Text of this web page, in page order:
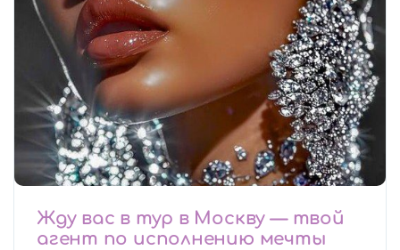
Жду вас в тур в Москву — твой
агент по исполнению мечты